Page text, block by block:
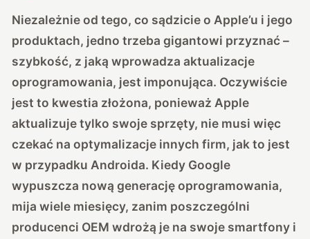
Niezależnie od tego, co sądzicie o Apple’u i jego
produktach, jedno trzeba gigantowi przyznać –
szybkość, z jaką wprowadza aktualizacje
oprogramowania, jest imponująca. Oczywiście
jest to kwestia złożona, ponieważ Apple
aktualizuje tylko swoje sprzęty, nie musi więc
czekać na optymalizacje innych firm, jak to jest
w przypadku Androida. Kiedy Google
wypuszcza nową generację oprogramowania,
mija wiele miesięcy, zanim poszczególni
producenci OEM wdrożą je na swoje smartfony i